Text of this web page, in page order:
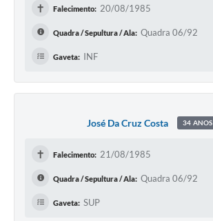
✝ Falecimento: 20/08/1985
Quadra / Sepultura / Ala: Quadra 06/92
Gaveta: INF
José Da Cruz Costa 34 ANOS
✝ Falecimento: 21/08/1985
Quadra / Sepultura / Ala: Quadra 06/92
Gaveta: SUP